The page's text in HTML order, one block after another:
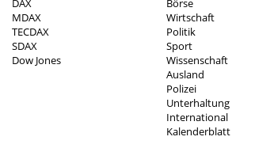
DAX
MDAX
TECDAX
SDAX
Dow Jones
Börse
Wirtschaft
Politik
Sport
Wissenschaft
Ausland
Polizei
Unterhaltung
International
Kalenderblatt